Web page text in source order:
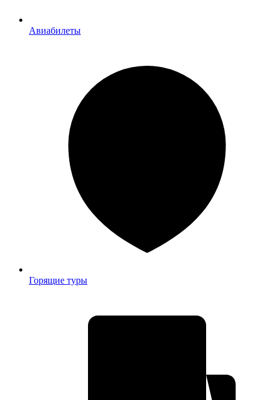
Авиабилеты
Горящие туры